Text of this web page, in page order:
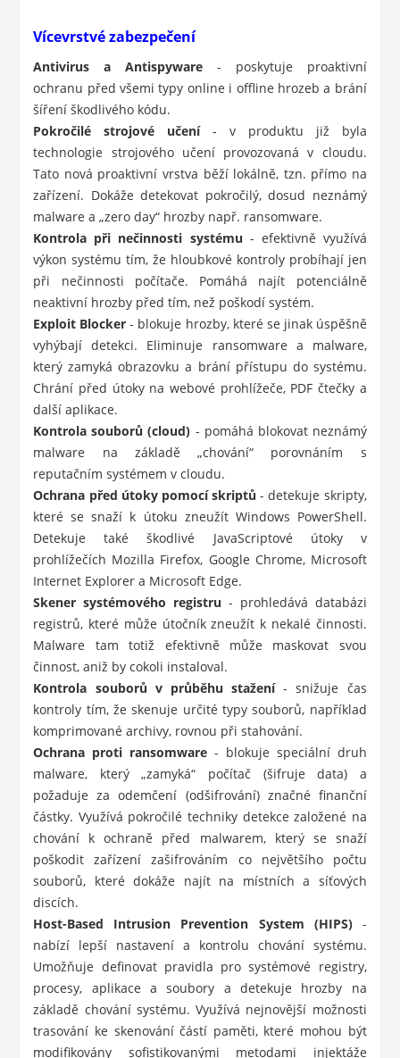
Vícevrstvé zabezpečení
Antivirus a Antispyware - poskytuje proaktivní
ochranu před všemi typy online i offline hrozeb a brání
šíření škodlivého kódu.
Pokročilé strojové učení- v produktu již byla
technologie strojového učení provozovaná v cloudu.
Tato nová proaktivní vrstva běží lokálně, tzn. přímo na
zařízení. Dokáže detekovat pokročilý, dosud neznámý
malware a „zero day“ hrozby např. ransomware.
Kontrola při nečinnosti systému - efektivně využívá
výkon systému tím, že hloubkové kontroly probíhají jen
při nečinnosti počítače. Pomáhá najít potenciálně
neaktivní hrozby před tím, než poškodí systém.
Exploit Blocker - blokuje hrozby, které se jinak úspěšně
vyhýbají detekci. Eliminuje ransomware a malware,
který zamyká obrazovku a brání přístupu do systému.
Chrání před útoky na webové prohlížeče, PDF čtečky a
další aplikace.
Kontrola souborů (cloud) - pomáhá blokovat neznámý
malware na základě „chování“ porovnáním s
reputačním systémem v cloudu.
Ochrana před útoky pomocí skriptů - detekuje skripty,
které se snaží k útoku zneužít Windows PowerShell.
Detekuje také škodlivé JavaScriptové útoky v
prohlížečích Mozilla Firefox, Google Chrome, Microsoft
Internet Explorer a Microsoft Edge.
Skener systémového registru - prohledává databázi
registrů, které může útočník zneužít k nekalé činnosti.
Malware tam totiž efektivně může maskovat svou
činnost, aniž by cokoli instaloval.
Kontrola souborů v průběhu stažení- snižuje čas
kontroly tím, že skenuje určité typy souborů, například
komprimované archivy, rovnou při stahování.
Ochrana proti ransomware - blokuje speciální druh
malware, který „zamyká“ počítač (šifruje data) a
požaduje za odemčení (odšifrování) značné finanční
částky. Využívá pokročilé techniky detekce založené na
chování k ochraně před malwarem, který se snaží
poškodit zařízení zašifrováním co největšího počtu
souborů, které dokáže najít na místních a síťových
discích.
Host-Based Intrusion Prevention System (HIPS)-
nabízí lepší nastavení a kontrolu chování systému.
Umožňuje definovat pravidla pro systémové registry,
procesy, aplikace a soubory a detekuje hrozby na
základě chování systému. Využívá nejnovější možnosti
trasování ke skenování částí paměti, které mohou být
modifikovány sofistikovanými metodami injektáže